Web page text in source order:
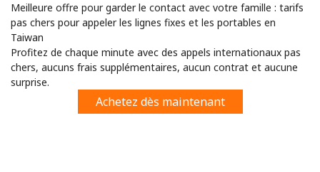
S'enregistrer avec
ou
Meilleure offre pour garder le contact avec votre famille : tarifs
pas chers pour appeler les lignes fixes et les portables en
Taiwan
Profitez de chaque minute avec des appels internationaux pas
chers, aucuns frais supplémentaires, aucun contrat et aucune
surprise.
Achetez dès maintenant